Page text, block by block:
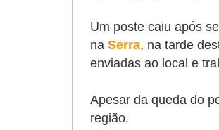
Um poste caiu após
na Serra, na tarde
enviadas ao local e
Apesar da queda do
região.